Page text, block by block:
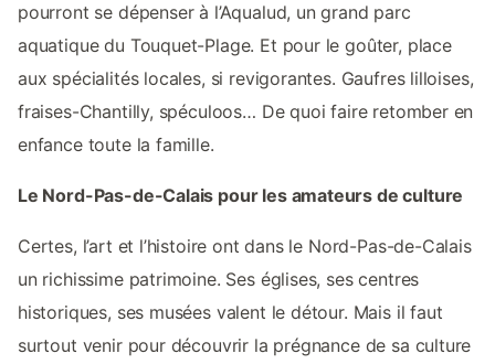
pourront se dépenser à l’Aqualud, un grand parc
aquatique du Touquet-Plage. Et pour le goûter, place
aux spécialités locales, si revigorantes. Gaufres lilloises,
fraises-Chantilly, spéculoos… De quoi faire retomber en
enfance toute la famille.
Le Nord-Pas-de-Calais pour les amateurs de culture
Certes, l’art et l’histoire ont dans le Nord-Pas-de-Calais
un richissime patrimoine. Ses églises, ses centres
historiques, ses musées valent le détour. Mais il faut
surtout venir pour découvrir la prégnance de sa culture